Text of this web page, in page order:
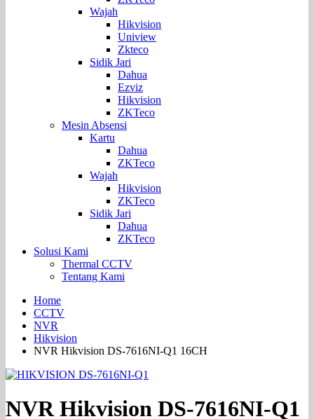
Wajah
Hikvision
Uniview
Zkteco
Sidik Jari
Dahua
Ezviz
Hikvision
ZKTeco
Mesin Absensi
Kartu
Dahua
ZKTeco
Wajah
Hikvision
ZKTeco
Sidik Jari
Dahua
ZKTeco
Solusi Kami
Thermal CCTV
Tentang Kami
Home
CCTV
NVR
Hikvision
NVR Hikvision DS-7616NI-Q1 16CH
NVR Hikvision DS-7616NI-Q1